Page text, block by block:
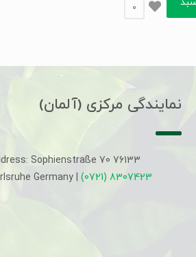
0
نمایندگی مرکزی (آلمان)
Sophienstraße 70 76133
Germany | (0721) 8307423